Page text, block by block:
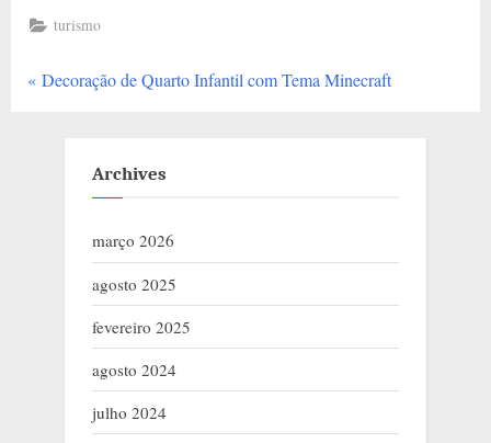
turismo
Navegação
P
Decoração de Quarto Infantil com Tema Minecraft
Archives
março 2026
agosto 2025
fevereiro 2025
agosto 2024
julho 2024